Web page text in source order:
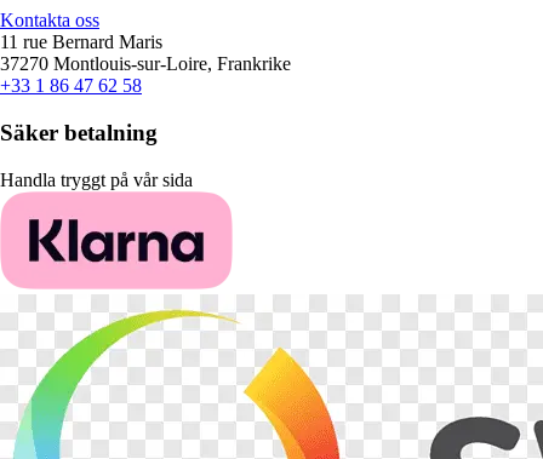
Kontakta oss
11 rue Bernard Maris
37270 Montlouis-sur-Loire, Frankrike
+33 1 86 47 62 58
Säker betalning
Handla tryggt på vår sida